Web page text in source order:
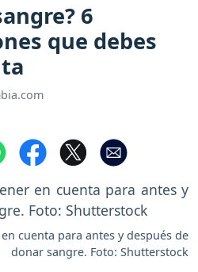
6
que debes
cuenta para antes y después de
donar sangre. Foto: Shutterstock